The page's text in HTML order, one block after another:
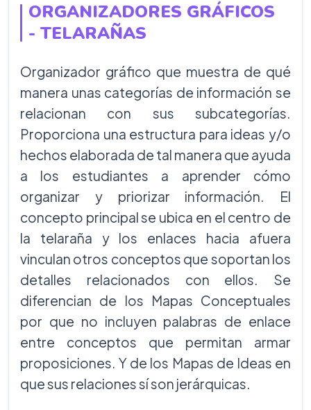
ORGANIZADORES GRÁFICOS
- TELARAÑAS
Organizador gráfico que muestra de qué
manera unas categorías de información se
relacionan con sus subcategorías.
Proporciona una estructura para ideas y/o
hechos elaborada de tal manera que ayuda
a los estudiantes a aprender cómo
organizar y priorizar información. El
concepto principal se ubica en el centro de
la telaraña y los enlaces hacia afuera
vinculan otros conceptos que soportan los
detalles relacionados con ellos. Se
diferencian de los Mapas Conceptuales
por que no incluyen palabras de enlace
entre conceptos que permitan armar
proposiciones. Y de los Mapas de Ideas en
que sus relaciones sí son jerárquicas.